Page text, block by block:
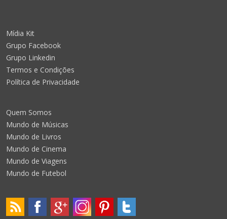
Mídia Kit
Grupo Facebook
Grupo Linkedin
Termos e Condições
Política de Privacidade
Quem Somos
Mundo de Músicas
Mundo de Livros
Mundo de Cinema
Mundo de Viagens
Mundo de Futebol